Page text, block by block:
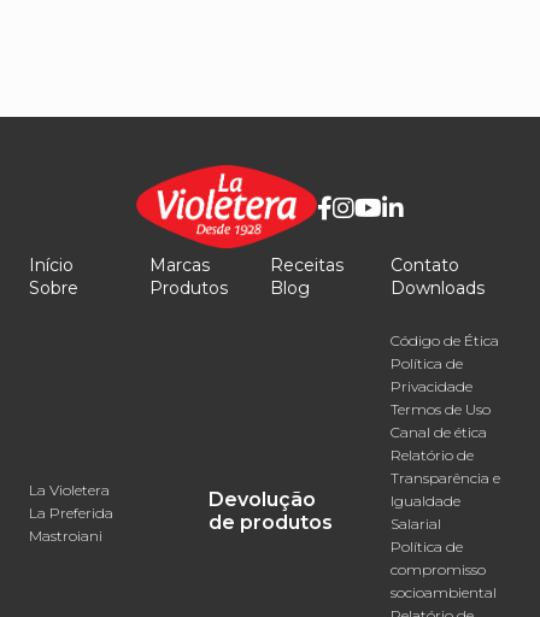
Início
Sobre
Marcas
Produtos
Receitas
Blog
Contato
Downloads
La Violetera
La Preferida
Mastroiani
Devolução
de produtos
Código de Ética
Política de
Privacidade
Termos de Uso
Canal de ética
Relatório de
Transparência e
Igualdade
Salarial
Política de
compromisso
socioambiental